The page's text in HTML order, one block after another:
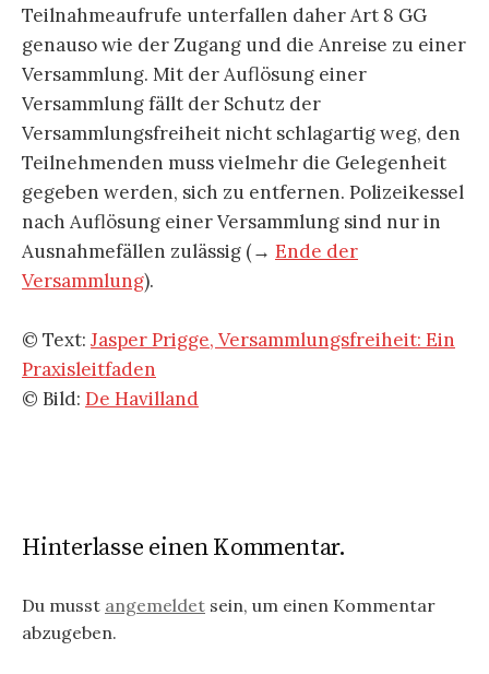
Teilnahmeaufrufe unterfallen daher Art 8 GG
genauso wie der Zugang und die Anreise zu einer
Versammlung. Mit der Auflösung einer
Versammlung fällt der Schutz der
Versammlungsfreiheit nicht schlagartig weg, den
Teilnehmenden muss vielmehr die Gelegenheit
gegeben werden, sich zu entfernen. Polizeikessel
nach Auflösung einer Versammlung sind nur in
Ausnahmefällen zulässig (→ Ende der
Versammlung).
© Text: Jasper Prigge, Versammlungsfreiheit: Ein
Praxisleitfaden
© Bild: De Havilland
Hinterlasse einen Kommentar.
Du musst angemeldet sein, um einen Kommentar
abzugeben.